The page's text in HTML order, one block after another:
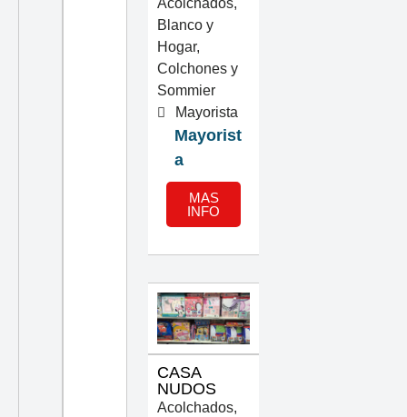
Blanco y
Hogar,
Colchones y
Sommier
Mayorista
Mayorist
a
MAS
INFO
CASA
NUDOS
Acolchados,